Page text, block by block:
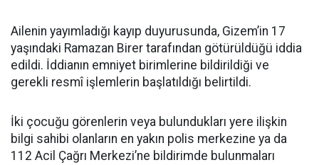
Ailenin yayımladığı kayıp duyurusunda, Gizem’in 17
yaşındaki Ramazan Birer tarafından götürüldüğü iddia
edildi. İddianın emniyet birimlerine bildirildiği ve
gerekli resmî işlemlerin başlatıldığı belirtildi.
İki çocuğu görenlerin veya bulundukları yere ilişkin
bilgi sahibi olanların en yakın polis merkezine ya da
112 Acil Çağrı Merkezi’ne bildirimde bulunmaları